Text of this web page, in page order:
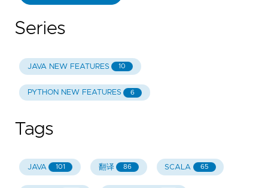
Series
JAVA NEW FEATURES 10
PYTHON NEW FEATURES 6
Tags
JAVA 101 翻译 86 SCALA 65